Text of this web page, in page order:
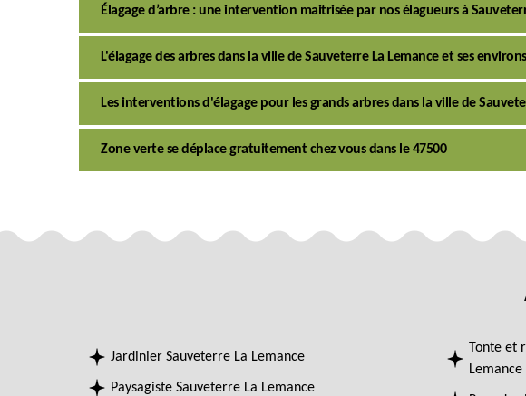
Élagage d’arbre : une intervention maitrisée par nos élagueurs à
L'élagage des arbres dans la ville de Sauveterre La Lemance et ses environs
Les interventions d'élagage pour les grands arbres dans la ville de
Zone verte se déplace gratuitement chez vous dans le 47500
Jardinier Sauveterre La Lemance
Paysagiste Sauveterre La Lemance
Tonte et
Lemance